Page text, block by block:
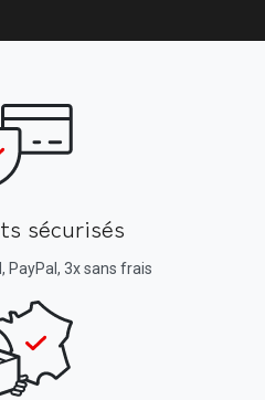
sécurisés
PayPal, 3x sans frais